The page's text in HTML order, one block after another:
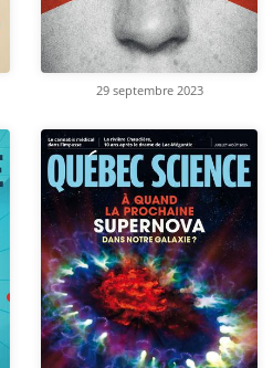
29 septembre 2023